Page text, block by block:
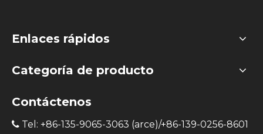
Enlaces rápidos
Categoría de producto
Contáctenos
 Tel: +86-135-9065-3063 (arce)/+86-139-0256-8601